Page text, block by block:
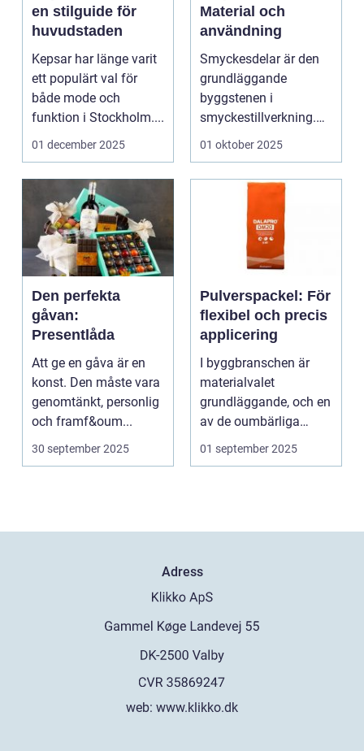
en stilguide för
huvudstaden
Kepsar har länge varit
ett populärt val för
både mode och
funktion i Stockholm....
01 december 2025
Material och
användning
Smyckesdelar är den
grundläggande
byggstenen i
smyckestillverkning.
De ger utrymme fö...
01 oktober 2025
Den perfekta
gåvan:
Presentlåda
Att ge en gåva är en
konst. Den måste vara
genomtänkt, personlig
och framf&oum...
30 september 2025
Pulverspackel: För
flexibel och precis
applicering
I byggbranschen är
materialvalet
grundläggande, och en
av de oumbärliga
komponenterna...
01 september 2025
Adress
web: www.klikko.dk